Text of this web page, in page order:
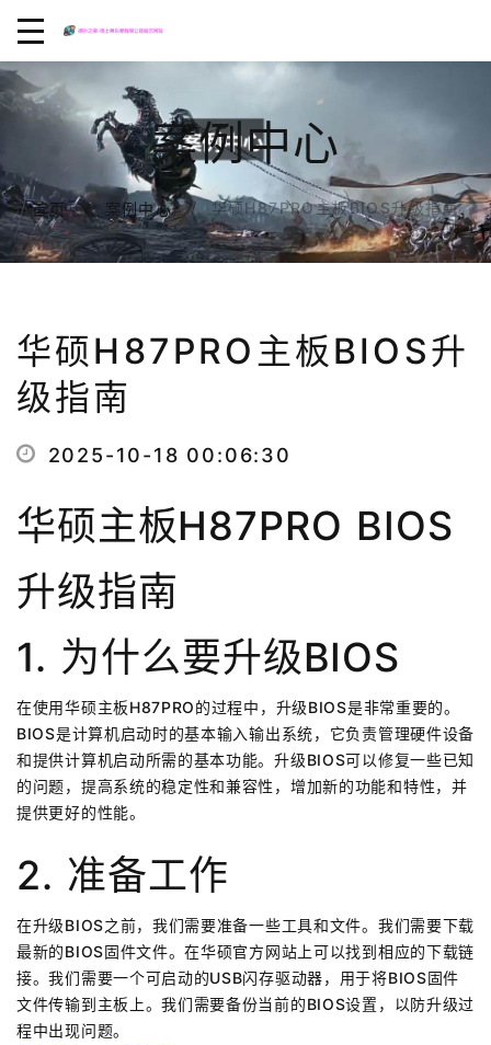
案例中心
首页 案例中心 华硕H87PRO主板BIOS升级指南
华硕H87PRO主板BIOS升
级指南
2025-10-18 00:06:30
华硕主板H87PRO BIOS
升级指南
1. 为什么要升级BIOS
在使用华硕主板H87PRO的过程中，升级BIOS是非常重要的。
BIOS是计算机启动时的基本输入输出系统，它负责管理硬件设备
和提供计算机启动所需的基本功能。升级BIOS可以修复一些已知
的问题，提高系统的稳定性和兼容性，增加新的功能和特性，并
提供更好的性能。
2. 准备工作
在升级BIOS之前，我们需要准备一些工具和文件。我们需要下载
最新的BIOS固件文件。在华硕官方网站上可以找到相应的下载链
接。我们需要一个可启动的USB闪存驱动器，用于将BIOS固件
文件传输到主板上。我们需要备份当前的BIOS设置，以防升级过
程中出现问题。